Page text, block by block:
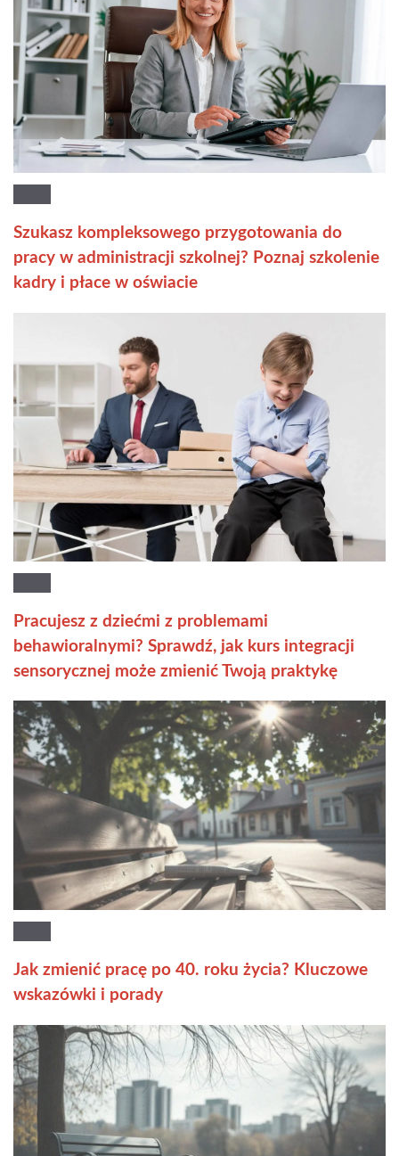
Szukasz kompleksowego przygotowania do
pracy w administracji szkolnej? Poznaj szkolenie
kadry i płace w oświacie
Pracujesz z dziećmi z problemami
behawioralnymi? Sprawdź, jak kurs integracji
sensorycznej może zmienić Twoją praktykę
Jak zmienić pracę po 40. roku życia? Kluczowe
wskazówki i porady